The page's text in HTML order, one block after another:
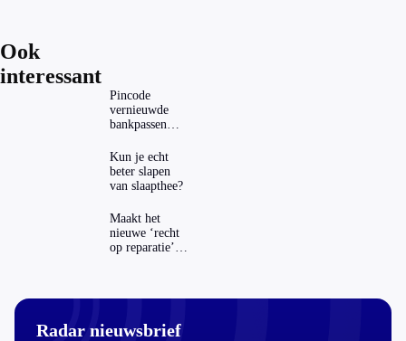
Ook
interessant
Pincode
vernieuwde
bankpassen
ING-app: is dat
wel veilig?
Kun je echt
beter slapen
van slaapthee?
Maakt het
nieuwe ‘recht
op reparatie’
Radar nieuwsbrief